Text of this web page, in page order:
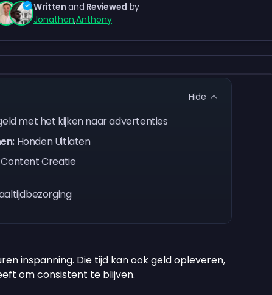
Written and Reviewed by
Jonathan,Anthony
Hide
met het kijken naar advertenties
Honden Uitlaten
Content Creatie
inspanning. Die tijd kan ook geld opleveren,
om consistent te blijven.